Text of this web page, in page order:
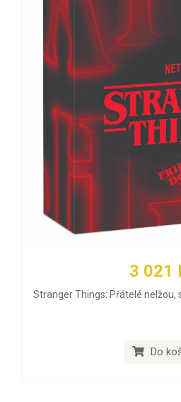
3 021
Stranger Things: Přátelé nelžou,
Do